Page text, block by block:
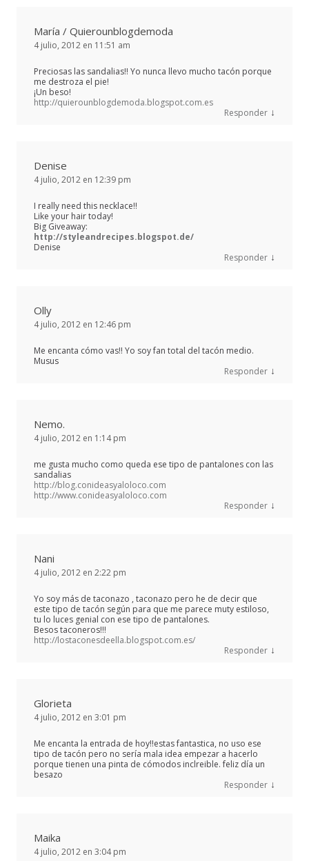
María / Quierounblogdemoda
4 julio, 2012 en 11:51 am
Preciosas las sandalias!! Yo nunca llevo mucho tacón porque
me destroza el pie!
¡Un beso!
http://quierounblogdemoda.blogspot.com.es
Responder ↓
Denise
4 julio, 2012 en 12:39 pm
I really need this necklace!!
Like your hair today!
Big Giveaway:
http://styleandrecipes.blogspot.de/
Denise
Responder ↓
Olly
4 julio, 2012 en 12:46 pm
Me encanta cómo vas!! Yo soy fan total del tacón medio.
Musus
Responder ↓
Nemo.
4 julio, 2012 en 1:14 pm
me gusta mucho como queda ese tipo de pantalones con las
sandalias
http://blog.conideasyaloloco.com
http://www.conideasyaloloco.com
Responder ↓
Nani
4 julio, 2012 en 2:22 pm
Yo soy más de taconazo , taconazo pero he de decir que
este tipo de tacón según para que me parece muty estiloso,
tu lo luces genial con ese tipo de pantalones.
Besos taconeros!!!
http://lostaconesdeella.blogspot.com.es/
Responder ↓
Glorieta
4 julio, 2012 en 3:01 pm
Me encanta la entrada de hoy!!estas fantastica, no uso ese
tipo de tacón pero no sería mala idea empezar a hacerlo
porque tienen una pinta de cómodos inclreible. feliz día un
besazo
Responder ↓
Maika
4 julio, 2012 en 3:04 pm